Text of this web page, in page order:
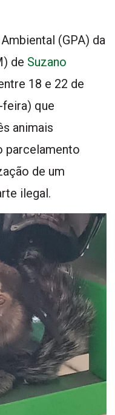
(GPA) da
de Suzano
18 e 22 de
que
animais
parcelamento
de um
ilegal.